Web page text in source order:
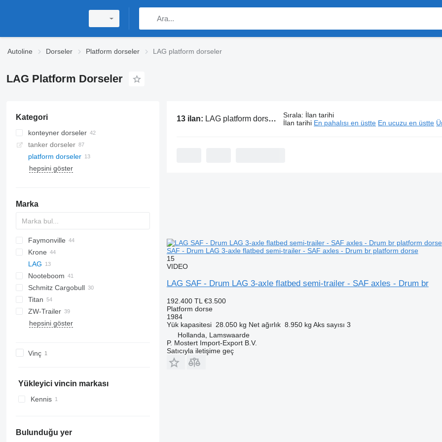
Autoline Dorseler Platform dorseler LAG platform dorseler
LAG Platform Dorseler
Kategori
konteyner dorseler
tanker dorseler
platform dorseler
hepsini göster
Marka
SAPL
3 series
4 series
5 series
E series
BPO
P-series
Z-series
Faymonville
MAX
SPZ
SDS
FLO
T-series
SPZ
STPA
THP
DRO
DO
S-series
Krone
Mega Liner
Profi Liner
SD
SDP
LB
SB
XS
S 24
SN
LAG
0-3
O-3
O-3-39
SR
MPS
SMR
Nooteboom
OVB
T-series
TBD
TXD
ROC
Kaiser
SR
R-series
Schmitz Cargobull
MEGA
S-series
SCB
S1
SPA
CS
SP
Titan
D 651
SP
FS
NS
ZW-Trailer
D-series
L-series
hepsini göster
Vinç
Yükleyici vincin markası
Kennis
Bulunduğu yer
13 ilan: LAG platform dorseler Sırala: İlan tarihi
İlan tarihi En pahalısı en üstte En ucuzu en üstte
SAF - Drum LAG 3-axle flatbed semi-trailer - SAF axles - Drum br platform dorse
15
VIDEO
LAG SAF - Drum LAG 3-axle flatbed semi-trailer - SAF axles - Drum br
192.400 TL €3.500
Platform dorse
1984
Yük kapasitesi 28.050 kg Net ağırlık 8.950 kg Aks sayısı 3
Hollanda, Lamswaarde
P. Mostert Import-Export B.V.
Satıcıyla iletişime geç